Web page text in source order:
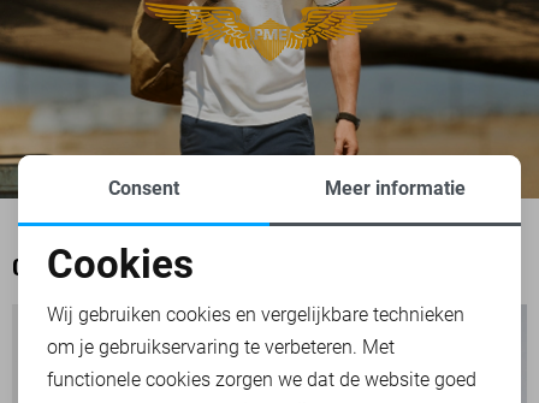
OOK HET BEKIJKEN WAARD
Noodzakelijke cookies
Personalisatie cookies
Consent Meer informatie
Cookies
Wij gebruiken cookies en vergelijkbare technieken
om je gebruikservaring te verbeteren. Met
functionele cookies zorgen we dat de website goed